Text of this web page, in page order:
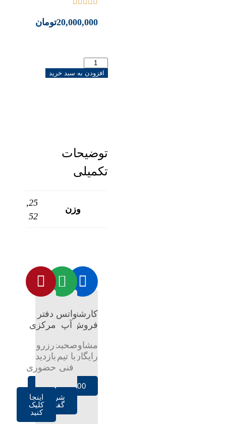
20,000,000تومان
افزودن به سبد خرید
توضیحات
تکمیلی
وزن
25,
52
کارشناس
فروش
مشاوره
رایگان
02128421100
واتس
آپ
صحبت
با تیم
فنی
شروع
گفتگو
دفتر
مرکزی
رزرو
بازدید
حضوری
اینجا
کلیک
کنید